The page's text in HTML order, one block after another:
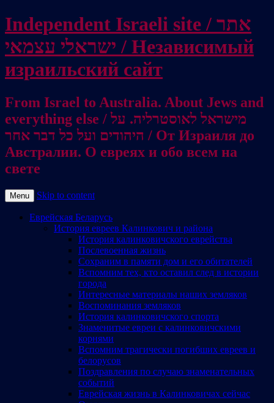
Independent Israeli site / אתר
ישראלי עצמאי / Независимый
израильский сайт
From Israel to Australia. About Jews and
everything else / מישראל לאוסטרליה. על
היהודים ועל כל דבר אחר / От Израиля до
Австралии. О евреях и обо всем на
свете
Menu Skip to content
Еврейская Беларусь
История евреев Калинкович и района
История калинковичского еврейства
Послевоенная жизнь
Сохраним в памяти дом и его обитателей
Вспомним тех, кто оставил след в истории
города
Интересные материалы наших земляков
Воспоминания земляков
История калинковичского спорта
Знаменитые евреи с калинковичскими
корнями
Вспомним трагически погибших евреев и
белорусов
Поздравления по случаю знаменательных
событий
Еврейская жизнь в Калинковичах сейчас